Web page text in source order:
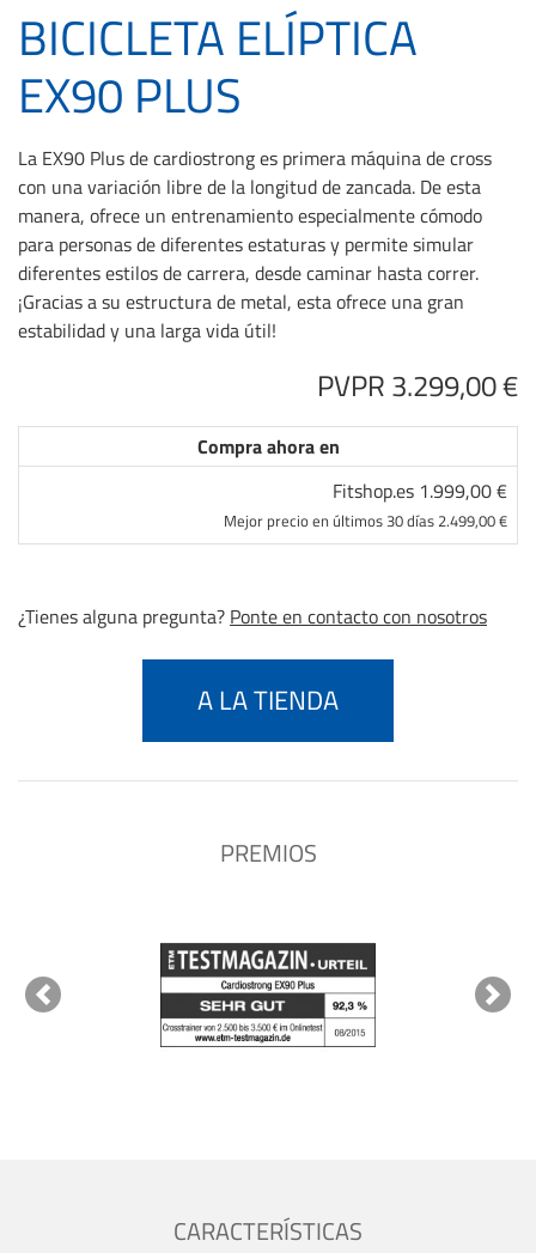
BICICLETA ELÍPTICA
EX90 PLUS
La EX90 Plus de cardiostrong es primera máquina de cross
con una variación libre de la longitud de zancada. De esta
manera, ofrece un entrenamiento especialmente cómodo
para personas de diferentes estaturas y permite simular
diferentes estilos de carrera, desde caminar hasta correr.
¡Gracias a su estructura de metal, esta ofrece una gran
estabilidad y una larga vida útil!
PVPR 3.299,00 €
Compra ahora en
Fitshop.es 1.999,00 €
Mejor precio en últimos 30 días 2.499,00 €
¿Tienes alguna pregunta? Ponte en contacto con nosotros
A LA TIENDA
PREMIOS
Previous Next
CARACTERÍSTICAS